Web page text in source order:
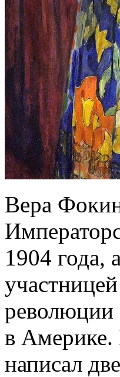
Вера
1904 года,
революции
в
написал